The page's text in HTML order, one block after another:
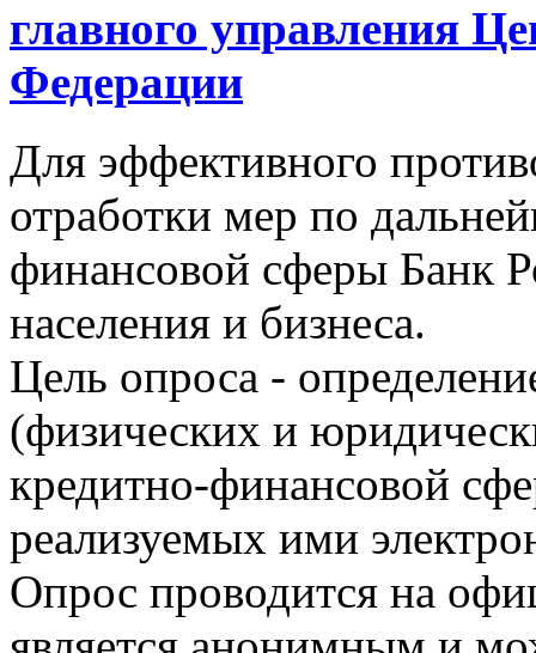
главного управления
Федерации
Для эффективного
отработки мер по
финансовой сферы Банк
населения и бизнеса.
Цель опроса -
(физических и
кредитно-финансовой
реализуемых ими
Опрос проводится на